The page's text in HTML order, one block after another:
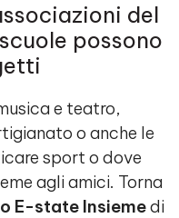
del
possono
e teatro,
o anche le
sport o dove
agli amici. Torna
E-state Insiemedi